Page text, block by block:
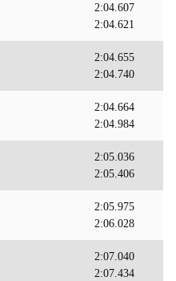
2:04.607
2:04.621
2:04.655
2:04.740
2:04.664
2:04.984
2:05.036
2:05.406
2:05.975
2:06.028
2:07.040
2:07.434